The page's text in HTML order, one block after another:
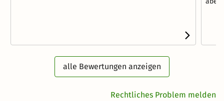
alle Bewertungen anzeigen
Rechtliches Problem melden